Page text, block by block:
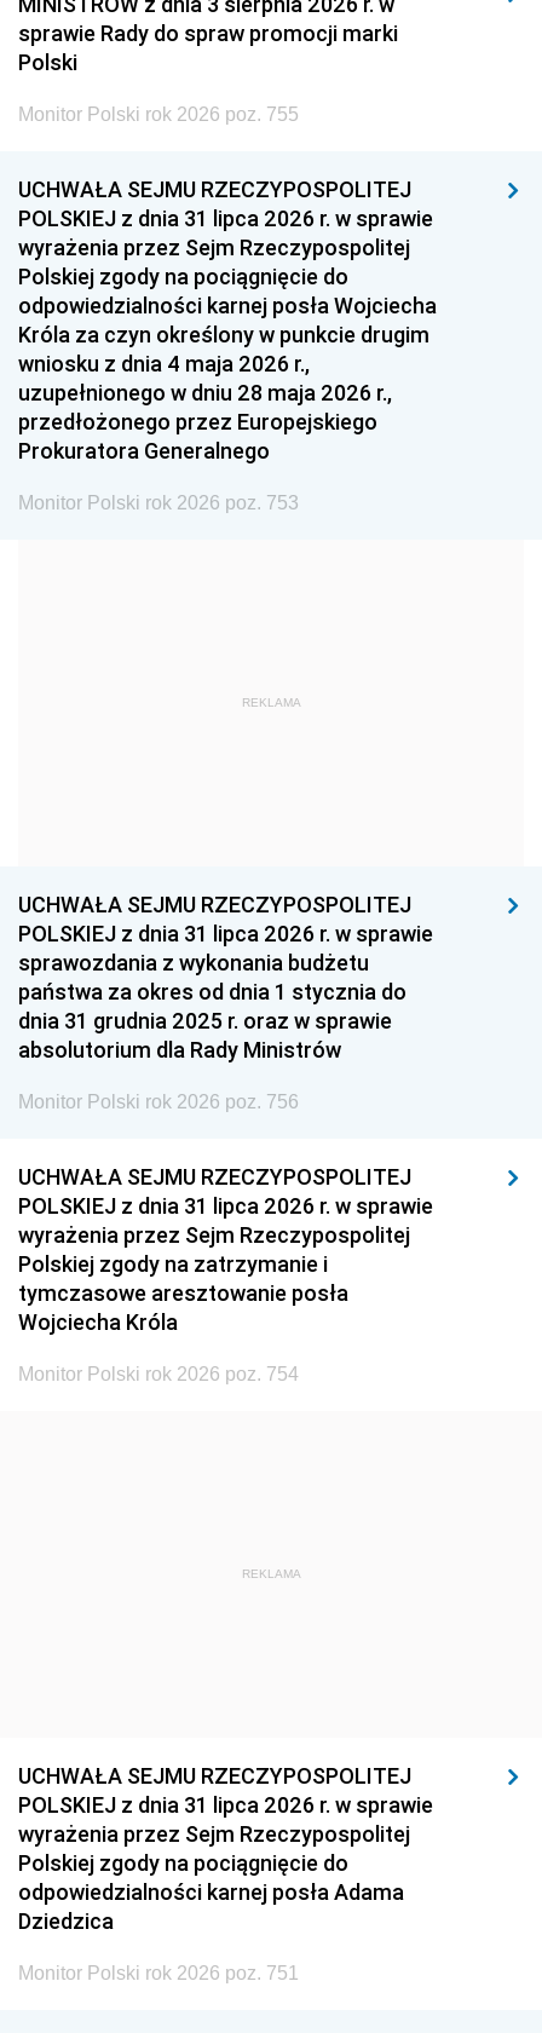
2008 2007 2006
2005
1996 1995 1994
1993 1992 1991
1990 1989
1987 1986 1985
1984 1983
1981 1980 1979
1978 1977
1975 1974
1959
1939 1938 1937
1936 1930
sprawie Rady do spraw promocji marki
Polski
Monitor Polski rok 2026 poz. 755
UCHWAŁA SEJMU RZECZYPOSPOLITEJ
POLSKIEJ z dnia 31 lipca 2026 r. w sprawie
wyrażenia przez Sejm Rzeczypospolitej
Polskiej zgody na pociągnięcie do
odpowiedzialności karnej posła Wojciecha
Króla za czyn określony w punkcie drugim
wniosku z dnia 4 maja 2026 r.,
uzupełnionego w dniu 28 maja 2026 r.,
przedłożonego przez Europejskiego
Prokuratora Generalnego
Monitor Polski rok 2026 poz. 753
REKLAMA
UCHWAŁA SEJMU RZECZYPOSPOLITEJ
POLSKIEJ z dnia 31 lipca 2026 r. w sprawie
sprawozdania z wykonania budżetu
państwa za okres od dnia 1 stycznia do
dnia 31 grudnia 2025 r. oraz w sprawie
absolutorium dla Rady Ministrów
Monitor Polski rok 2026 poz. 756
UCHWAŁA SEJMU RZECZYPOSPOLITEJ
POLSKIEJ z dnia 31 lipca 2026 r. w sprawie
wyrażenia przez Sejm Rzeczypospolitej
Polskiej zgody na zatrzymanie i
tymczasowe aresztowanie posła
Wojciecha Króla
Monitor Polski rok 2026 poz. 754
REKLAMA
UCHWAŁA SEJMU RZECZYPOSPOLITEJ
POLSKIEJ z dnia 31 lipca 2026 r. w sprawie
wyrażenia przez Sejm Rzeczypospolitej
Polskiej zgody na pociągnięcie do
odpowiedzialności karnej posła Adama
Dziedzica
Monitor Polski rok 2026 poz. 751